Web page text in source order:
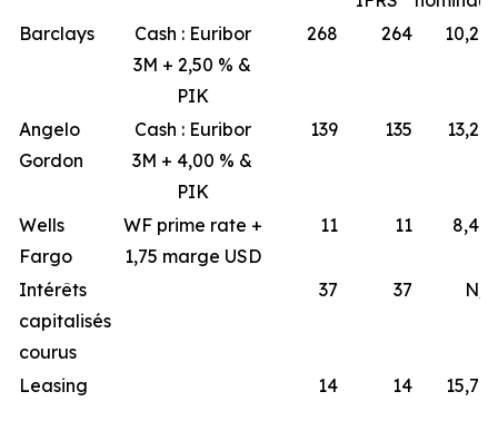
Barclays
Cash : Euribor
3M + 2,50 % &
PIK
268 264 10,2 %
Angelo
Gordon
Cash : Euribor
3M + 4,00 % &
PIK
139 135 13,2 %
Wells
Fargo
WF prime rate +
1,75 marge USD
11 11 8,4 %
Intérêts
capitalisés
courus
37 37 N/A
Leasing 14 14 15,7 %